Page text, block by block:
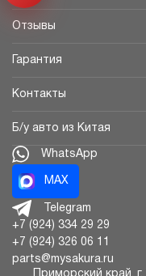
Отзывы
Гарантия
Контакты
Б/у авто из Китая
WhatsApp
MAX
Telegram
+7 (924) 334 29 29
+7 (924) 326 06 11
parts@mysakura.ru